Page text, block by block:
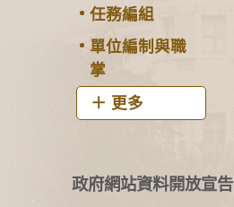
任務編組
單位編制與職
掌
更多
政府網站資料開放宣告